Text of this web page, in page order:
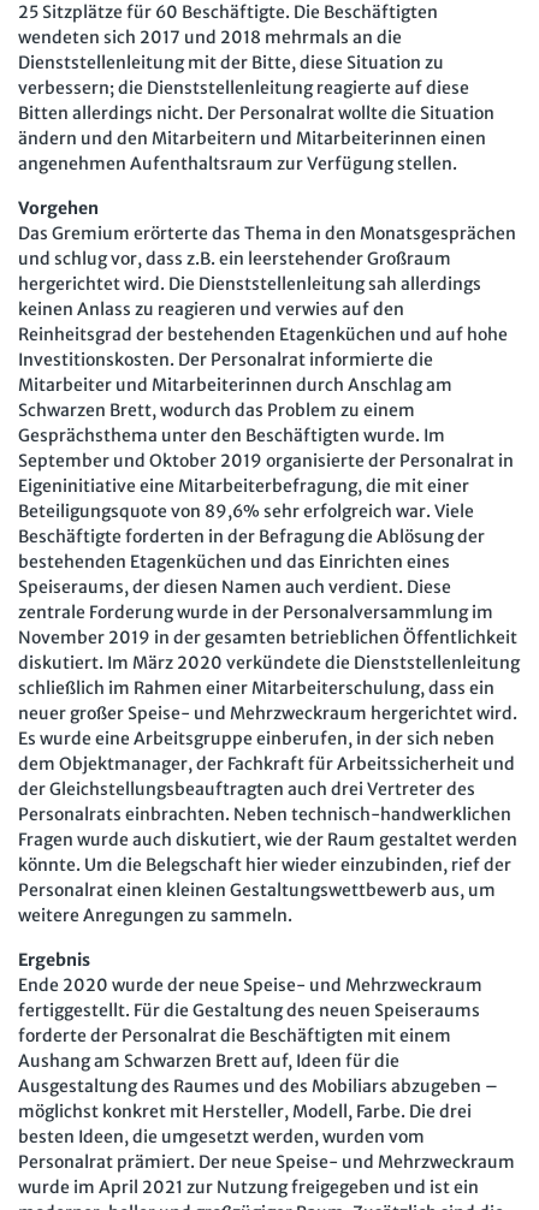
Computer und Arbeit
Gute Arbeit
Betriebsrat und Mitbestimmung
Arbeitsschutz und Mitbestimmung
Schwerbehindertenrecht und Inklusion
Mitbestimmung
Arbeit und Recht
Soziales Recht
Digitales Arbeits- und Sozialrecht
Soziale Sicherheit
Beschäftigtendatenschutz online
Personalratswissen online
Schwerbehindertenrecht online
Arbeitszeit online
KI-Praxis Arbeitsrecht online
JAV-Praxis online
Newsletter
Bund SHOP
Abo
mein Bund-Online
Presse Interne Meldestelle Verträge kündigen
Datenschutz
AGB Impressum
Kontakt
Erklärung zur Barrierefreiheit
Widerruf
Widerrufsrecht
Verlag
Karriere Buchhandel
25 Sitzplätze für 60 Beschäftigte. Die Beschäftigten
wendeten sich 2017 und 2018 mehrmals an die
Dienststellenleitung mit der Bitte, diese Situation zu
verbessern; die Dienststellenleitung reagierte auf diese
Bitten allerdings nicht. Der Personalrat wollte die Situation
ändern und den Mitarbeitern und Mitarbeiterinnen einen
angenehmen Aufenthaltsraum zur Verfügung stellen.
Vorgehen
Das Gremium erörterte das Thema in den Monatsgesprächen
und schlug vor, dass z.B. ein leerstehender Großraum
hergerichtet wird. Die Dienststellenleitung sah allerdings
keinen Anlass zu reagieren und verwies auf den
Reinheitsgrad der bestehenden Etagenküchen und auf hohe
Investitionskosten. Der Personalrat informierte die
Mitarbeiter und Mitarbeiterinnen durch Anschlag am
Schwarzen Brett, wodurch das Problem zu einem
Gesprächsthema unter den Beschäftigten wurde. Im
September und Oktober 2019 organisierte der Personalrat in
Eigeninitiative eine Mitarbeiterbefragung, die mit einer
Beteiligungsquote von 89,6% sehr erfolgreich war. Viele
Beschäftigte forderten in der Befragung die Ablösung der
bestehenden Etagenküchen und das Einrichten eines
Speiseraums, der diesen Namen auch verdient. Diese
zentrale Forderung wurde in der Personalversammlung im
November 2019 in der gesamten betrieblichen Öffentlichkeit
diskutiert. Im März 2020 verkündete die Dienststellenleitung
schließlich im Rahmen einer Mitarbeiterschulung, dass ein
neuer großer Speise- und Mehrzweckraum hergerichtet wird.
Es wurde eine Arbeitsgruppe einberufen, in der sich neben
dem Objektmanager, der Fachkraft für Arbeitssicherheit und
der Gleichstellungsbeauftragten auch drei Vertreter des
Personalrats einbrachten. Neben technisch-handwerklichen
Fragen wurde auch diskutiert, wie der Raum gestaltet werden
könnte. Um die Belegschaft hier wieder einzubinden, rief der
Personalrat einen kleinen Gestaltungswettbewerb aus, um
weitere Anregungen zu sammeln.
Ergebnis
Ende 2020 wurde der neue Speise- und Mehrzweckraum
fertiggestellt. Für die Gestaltung des neuen Speiseraums
forderte der Personalrat die Beschäftigten mit einem
Aushang am Schwarzen Brett auf, Ideen für die
Ausgestaltung des Raumes und des Mobiliars abzugeben –
möglichst konkret mit Hersteller, Modell, Farbe. Die drei
besten Ideen, die umgesetzt werden, wurden vom
Personalrat prämiert. Der neue Speise- und Mehrzweckraum
wurde im April 2021 zur Nutzung freigegeben und ist ein